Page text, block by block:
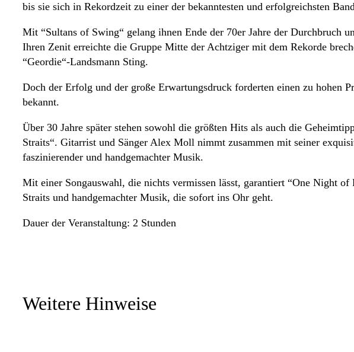
bis sie sich in Rekordzeit zu einer der bekanntesten und erfolgreichsten
Mit “Sultans of Swing“ gelang ihnen Ende der 70er Jahre der
Ihren Zenit erreichte die Gruppe Mitte der Achtziger mit dem Rekorde
“Geordie“-Landsmann Sting.
Doch der Erfolg und der große Erwartungsdruck forderten einen zu hohen
bekannt.
Über 30 Jahre später stehen sowohl die größten Hits als auch die
Straits“. Gitarrist und Sänger Alex Moll nimmt zusammen mit seiner
faszinierender und handgemachter Musik.
Mit einer Songauswahl, die nichts vermissen lässt, garantiert “One Night
Straits und handgemachter Musik, die sofort ins Ohr geht.
Dauer der Veranstaltung: 2 Stunden
Weitere Hinweise